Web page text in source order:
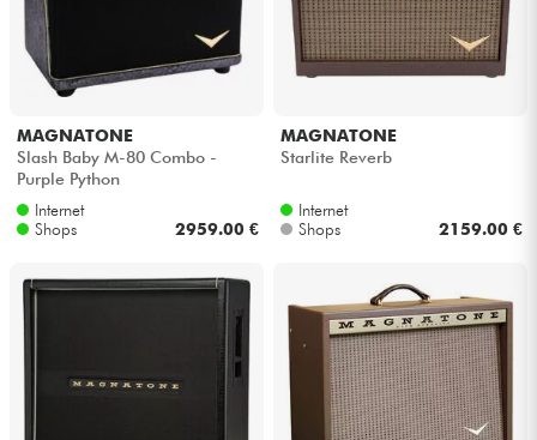
Kinder
Kabel & Zubehöre
Bundle
Sehen Sie sich unsere Marken an
MAGNATONE
Slash Baby M-80 Combo -
Purple Python
Internet
Shops
2959.00 €
MAGNATONE
Starlite Reverb
Internet
Shops
2159.00 €